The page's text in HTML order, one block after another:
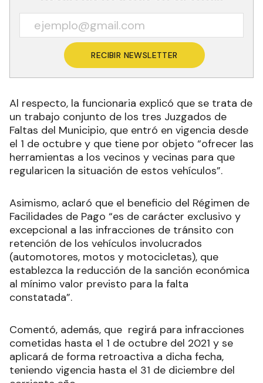
RECIBIR NEWSLETTER
Al respecto, la funcionaria explicó que se trata de
un trabajo conjunto de los tres Juzgados de
Faltas del Municipio, que entró en vigencia desde
el 1 de octubre y que tiene por objeto “ofrecer las
herramientas a los vecinos y vecinas para que
regularicen la situación de estos vehículos”.
Asimismo, aclaró que el beneficio del Régimen de
Facilidades de Pago “es de carácter exclusivo y
excepcional a las infracciones de tránsito con
retención de los vehículos involucrados
(automotores, motos y motocicletas), que
establezca la reducción de la sanción económica
al mínimo valor previsto para la falta
constatada”.
Comentó, además, que regirá para infracciones
cometidas hasta el 1 de octubre del 2021 y se
aplicará de forma retroactiva a dicha fecha,
teniendo vigencia hasta el 31 de diciembre del